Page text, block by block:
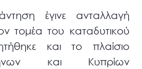
έγινε ανταλλαγή
τομέα του καταδυτικού
και το πλαίσιο
και Κυπρίων